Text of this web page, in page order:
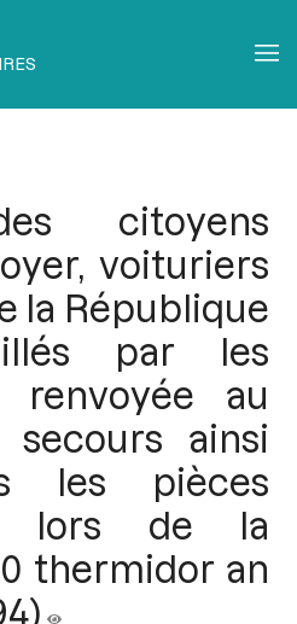
citoyens
voituriers
la République
par les
renvoyée au
ainsi
les pièces
lors de la
thermidor an